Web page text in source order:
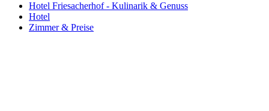
Hotel Friesacherhof - Kulinarik & Genuss
Hotel
Zimmer & Preise